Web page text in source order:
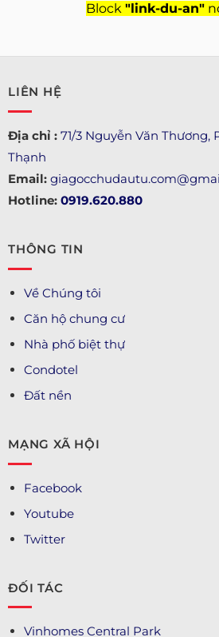
Block "link-du-an"
LIÊN HỆ
Địa chỉ : 71/3 Nguyễn Văn Thương,
Thạnh
Email:
Hotline: 0919.620.880
THÔNG TIN
Về Chúng tôi
Căn hộ chung cư
Nhà phố biệt thự
Condotel
Đất nền
MẠNG XÃ HỘI
Facebook
Youtube
Twitter
ĐỐI TÁC
Vinhomes Central Park